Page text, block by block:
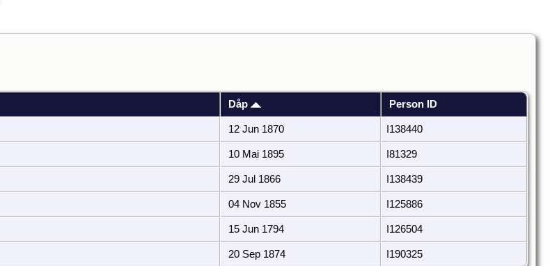
Dåp Person ID
12 Jun 1870 I138440
10 Mai 1895 I81329
29 Jul 1866 I138439
04 Nov 1855 I125886
15 Jun 1794 I126504
20 Sep 1874 I190325